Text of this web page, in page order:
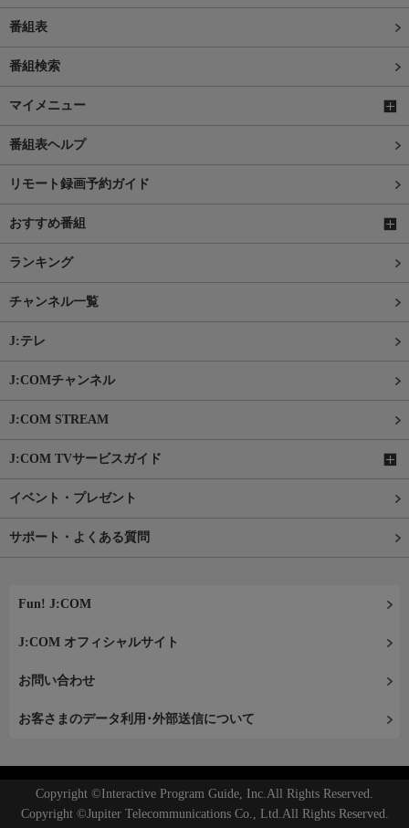
番組表
番組検索
マイメニュー
番組表ヘルプ
リモート録画予約ガイド
おすすめ番組
ランキング
チャンネル一覧
J:テレ
J:COMチャンネル
J:COM STREAM
J:COM TVサービスガイド
イベント・プレゼント
サポート・よくある質問
Fun! J:COM
J:COM オフィシャルサイト
お問い合わせ
お客さまのデータ利用･外部送信について
Copyright ©Interactive Program Guide, Inc.All Rights Reserved.
Copyright ©Jupiter Telecommunications Co., Ltd.All Rights Reserved.